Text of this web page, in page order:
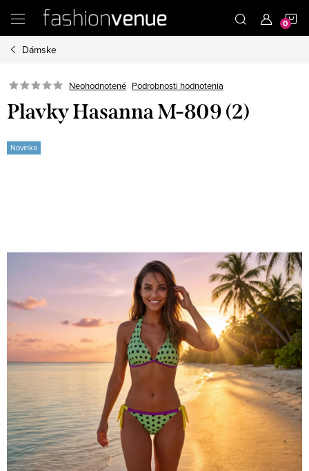
obsah
Dámske
Neohodnotené Podrobnosti hodnotenia
Plavky Hasanna M-809 (2)
Novinka